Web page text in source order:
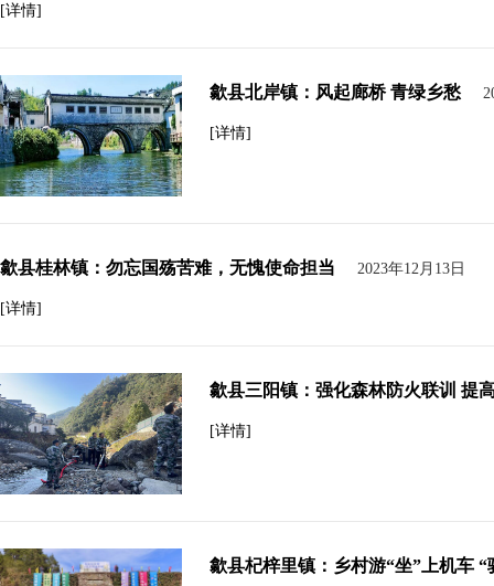
[详情]
歙县北岸镇：风起廊桥 青绿乡愁
[详情]
歙县桂林镇：勿忘国殇苦难，无愧使命担当 2023年12月13日
[详情]
歙县三阳镇：强化森林防火联训 提
[详情]
歙县杞梓里镇：乡村游“坐”上机车 “